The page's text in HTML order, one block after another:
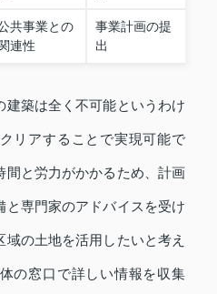
共事業との
連性
事業計画の提
出
建築は全く不可能というわけ
リアすることで実現可能で
間と労力がかかるため、計画
と専門家のアドバイスを受け
の土地を活用したいと考え
の窓口で詳しい情報を収集